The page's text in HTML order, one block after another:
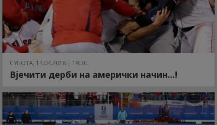
СУБОТА, 14.04.2018 | 19:30
Вјечити дерби на амерички начин...!